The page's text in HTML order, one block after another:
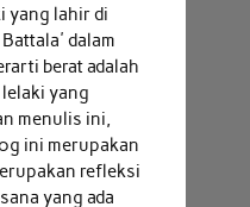
yang lahir di
dalam
berat adalah
lelaki yang
menulis ini,
ini merupakan
refleksi
yang ada